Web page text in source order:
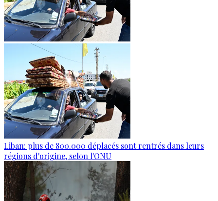
Liban: plus de 800.000 déplacés sont rentrés dans leurs
régions d'origine, selon l'ONU